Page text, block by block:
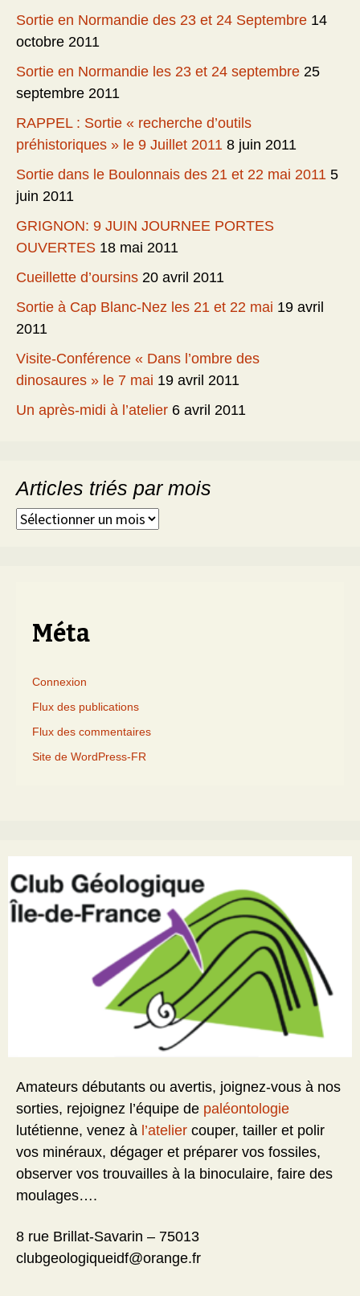
Sortie en Normandie des 23 et 24 Septembre 14
octobre 2011
Sortie en Normandie les 23 et 24 septembre 25
septembre 2011
RAPPEL : Sortie « recherche d’outils
préhistoriques » le 9 Juillet 2011 8 juin 2011
Sortie dans le Boulonnais des 21 et 22 mai 2011 5
juin 2011
GRIGNON: 9 JUIN JOURNEE PORTES
OUVERTES 18 mai 2011
Cueillette d’oursins 20 avril 2011
Sortie à Cap Blanc-Nez les 21 et 22 mai 19 avril
2011
Visite-Conférence « Dans l’ombre des
dinosaures » le 7 mai 19 avril 2011
Un après-midi à l’atelier 6 avril 2011
Articles triés par mois
Articles
Méta
Connexion
Flux des publications
Flux des commentaires
Site de WordPress-FR
Amateurs débutants ou avertis, joignez-vous à nos
sorties, rejoignez l’équipe de paléontologie
lutétienne, venez à l’atelier couper, tailler et polir
vos minéraux, dégager et préparer vos fossiles,
observer vos trouvailles à la binoculaire, faire des
moulages….
8 rue Brillat-Savarin – 75013
clubgeologiqueidf@orange.fr